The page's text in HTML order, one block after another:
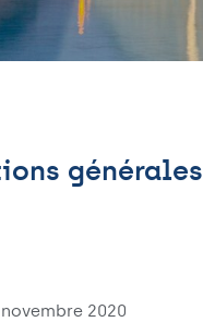
générales
2020